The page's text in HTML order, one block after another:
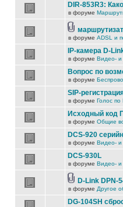
DIR-853R3:
в форуме
в форуме ADSL и
IP-камера D-
в форуме Видео- и
Вопрос по
в форуме
SIP-
в форуме Голос по
Исходный код
в форуме Общие
DCS-920
в форуме Видео- и
DCS-930L
в форуме Видео- и
D-Link DPN-
в форуме Другое
DG-104SH